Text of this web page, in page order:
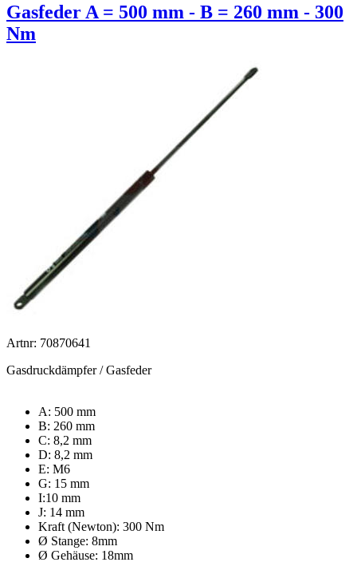
Gasfeder A = 500 mm - B = 260 mm - 300
Nm
Artnr: 70870641
Gasdruckdämpfer / Gasfeder
A: 500 mm
B: 260 mm
C: 8,2 mm
D: 8,2 mm
E: M6
G: 15 mm
I:10 mm
J: 14 mm
Kraft (Newton): 300 Nm
Ø Stange: 8mm
Ø Gehäuse: 18mm